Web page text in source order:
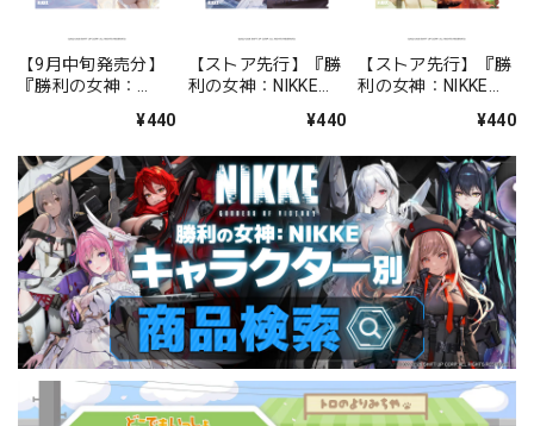
【9月中旬発売分】
『勝利の女神：
イル シンデレラ：ク
¥440
【ストア先行】『勝
利の女神：NIKKE』
＆ラピ
¥440
【ストア先行】『勝
利の女神：NIKKE』
¥440